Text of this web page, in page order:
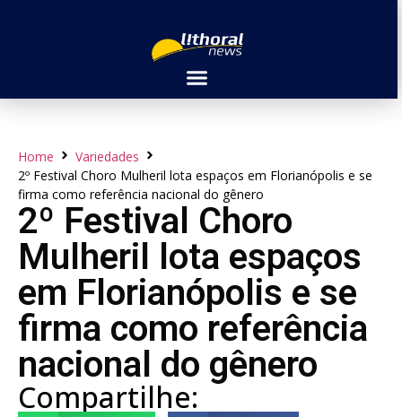
Home
Variedades
2º Festival Choro Mulheril lota espaços em Florianópolis e se
firma como referência nacional do gênero
2º Festival Choro
Mulheril lota espaços
em Florianópolis e se
firma como referência
nacional do gênero
Compartilhe: